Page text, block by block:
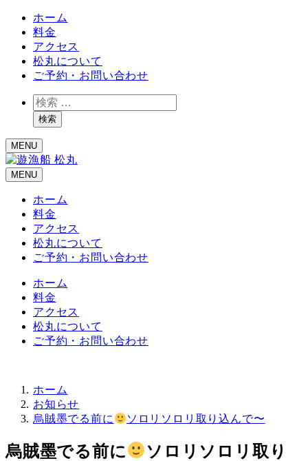
ホーム
料金
アクセス
松丸について
ご予約・お問い合わせ
検
索検索
MENU
MENU
ホーム
料金
アクセス
松丸について
ご予約・お問い合わせ
ホーム
料金
アクセス
松丸について
ご予約・お問い合わせ
ホーム
お知らせ
烏賊墨でる前に
ソロリソロリ取り込んで〜
烏賊墨でる前に
ソロリソロリ取り